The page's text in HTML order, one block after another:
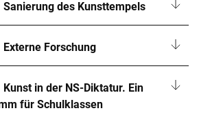
des Kunsttempels
Forschung
in der NS-Diktatur. Ein
für Schulklassen